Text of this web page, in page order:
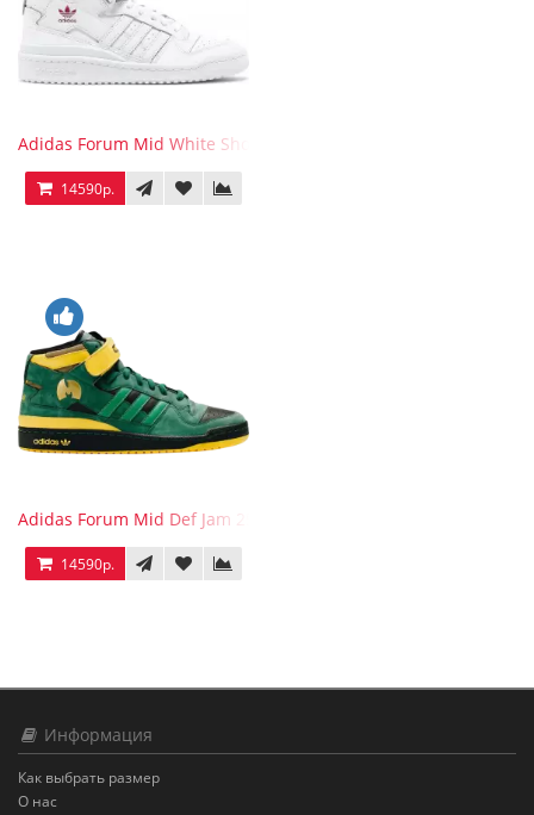
Adidas Forum Mid White Shock Pink
14590р.
Adidas Forum Mid Def Jam 25th Anniversary
14590р.
Информация
Как выбрать размер
О нас